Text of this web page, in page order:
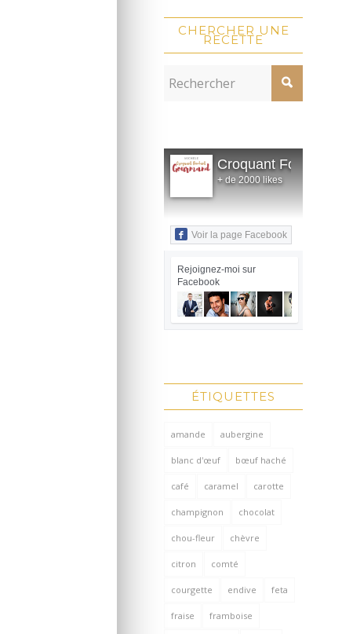
CHERCHER UNE
RECETTE
Croquant Fondant
+ de 2000 likes
Voir la page Facebook
Rejoignez-moi sur
Facebook
ÉTIQUETTES
amande aubergine
blanc d'œuf bœuf haché
café caramel carotte
champignon chocolat
chou-fleur chèvre
citron comté
courgette endive feta
fraise framboise